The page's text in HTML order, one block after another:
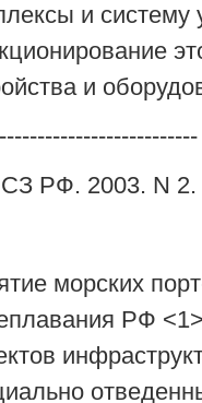
и
и
РФ. 2003. N 2.
морских
РФ